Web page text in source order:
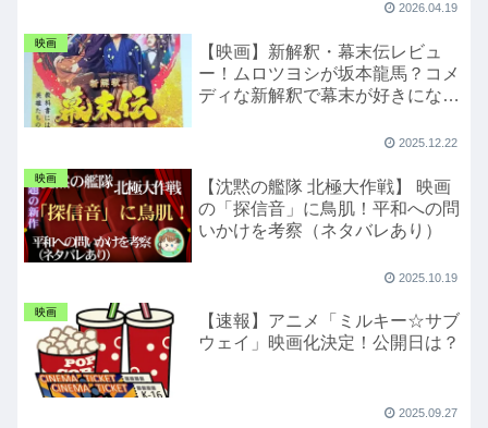
2026.04.19
映画
【映画】新解釈・幕末伝レビュ
ー！ムロツヨシが坂本龍馬？コメ
ディな新解釈で幕末が好きになっ
2025.12.22
映画
【沈黙の艦隊 北極大作戦】 映画
の「探信音」に鳥肌！平和への問
いかけを考察（ネタバレあり）
2025.10.19
映画
【速報】アニメ「ミルキー☆サブ
ウェイ」映画化決定！公開日は？
2025.09.27